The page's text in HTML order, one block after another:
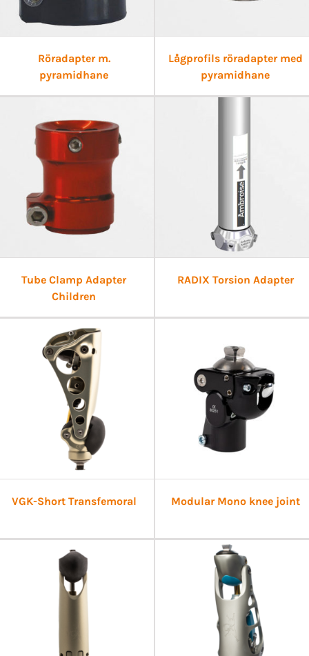
Röradapter m.
pyramidhane
Lågprofils röradapter med
pyramidhane
Tube Clamp Adapter
Children
RADIX Torsion Adapter
VGK-Short Transfemoral Modular Mono knee joint